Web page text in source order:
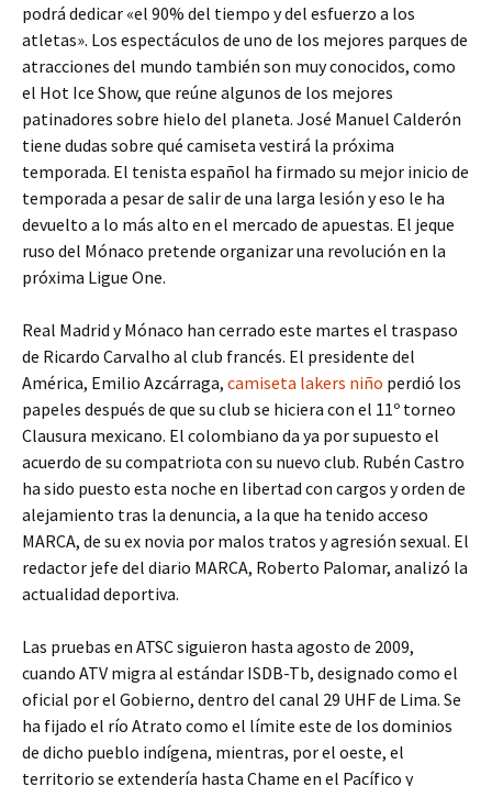
podrá dedicar «el 90% del tiempo y del esfuerzo a los
atletas». Los espectáculos de uno de los mejores parques de
atracciones del mundo también son muy conocidos, como
el Hot Ice Show, que reúne algunos de los mejores
patinadores sobre hielo del planeta. José Manuel Calderón
tiene dudas sobre qué camiseta vestirá la próxima
temporada. El tenista español ha firmado su mejor inicio de
temporada a pesar de salir de una larga lesión y eso le ha
devuelto a lo más alto en el mercado de apuestas. El jeque
ruso del Mónaco pretende organizar una revolución en la
próxima Ligue One.
Real Madrid y Mónaco han cerrado este martes el traspaso
de Ricardo Carvalho al club francés. El presidente del
América, Emilio Azcárraga, camiseta lakers niño perdió los
papeles después de que su club se hiciera con el 11º torneo
Clausura mexicano. El colombiano da ya por supuesto el
acuerdo de su compatriota con su nuevo club. Rubén Castro
ha sido puesto esta noche en libertad con cargos y orden de
alejamiento tras la denuncia, a la que ha tenido acceso
MARCA, de su ex novia por malos tratos y agresión sexual. El
redactor jefe del diario MARCA, Roberto Palomar, analizó la
actualidad deportiva.
Las pruebas en ATSC siguieron hasta agosto de 2009,
cuando ATV migra al estándar ISDB-Tb, designado como el
oficial por el Gobierno, dentro del canal 29 UHF de Lima. Se
ha fijado el río Atrato como el límite este de los dominios
de dicho pueblo indígena, mientras, por el oeste, el
territorio se extendería hasta Chame en el Pacífico y